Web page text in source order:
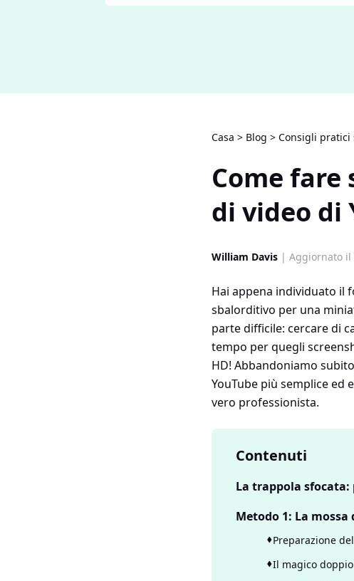
Casa > Blog > Consigli pratici
Come
di video di
William Davis | Aggiornato il
Hai appena individuato il
sbalorditivo per una
parte difficile: cercare di
tempo per quegli
HD! Abbandoniamo
YouTube più semplice
vero professionista.
Contenuti
La trappola
Metodo 1: La
Preparazione
Il magico